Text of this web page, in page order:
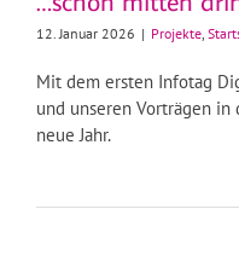
12. Januar 2026 | Projekte,
Mit dem ersten Infotag
und unseren Vorträgen
neue Jahr.